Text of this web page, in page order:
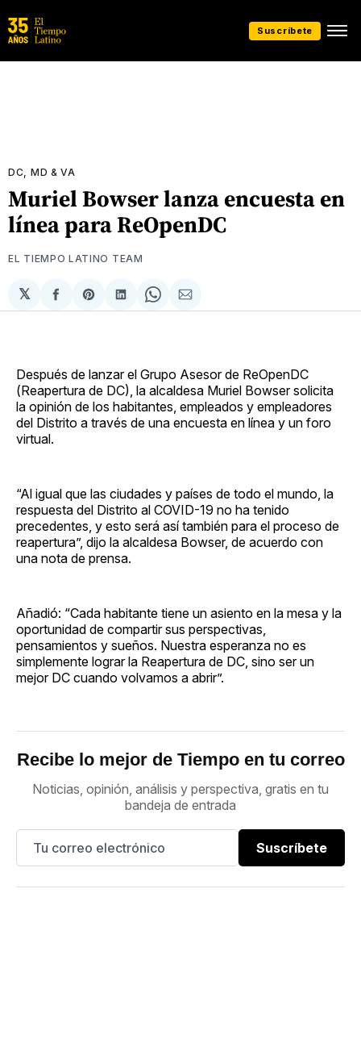
Suscríbete
DC, MD & VA
Muriel Bowser lanza encuesta en
línea para ReOpenDC
EL TIEMPO LATINO TEAM
𝕏
Compartir
en
Share
on
Compartir
en
Share
on
Compartir
via
Después de lanzar el Grupo Asesor de ReOpenDC
(Reapertura de DC), la alcaldesa Muriel Bowser solicita
la opinión de los habitantes, empleados y empleadores
del Distrito a través de una encuesta en línea y un foro
virtual.
“Al igual que las ciudades y países de todo el mundo, la
respuesta del Distrito al COVID-19 no ha tenido
precedentes, y esto será así también para el proceso de
reapertura”, dijo la alcaldesa Bowser, de acuerdo con
una nota de prensa.
Añadió: “Cada habitante tiene un asiento en la mesa y la
oportunidad de compartir sus perspectivas,
pensamientos y sueños. Nuestra esperanza no es
simplemente lograr la Reapertura de DC, sino ser un
mejor DC cuando volvamos a abrir”.
Recibe lo mejor de Tiempo en tu correo
Noticias, opinión, análisis y perspectiva, gratis en tu
bandeja de entrada
Suscríbete